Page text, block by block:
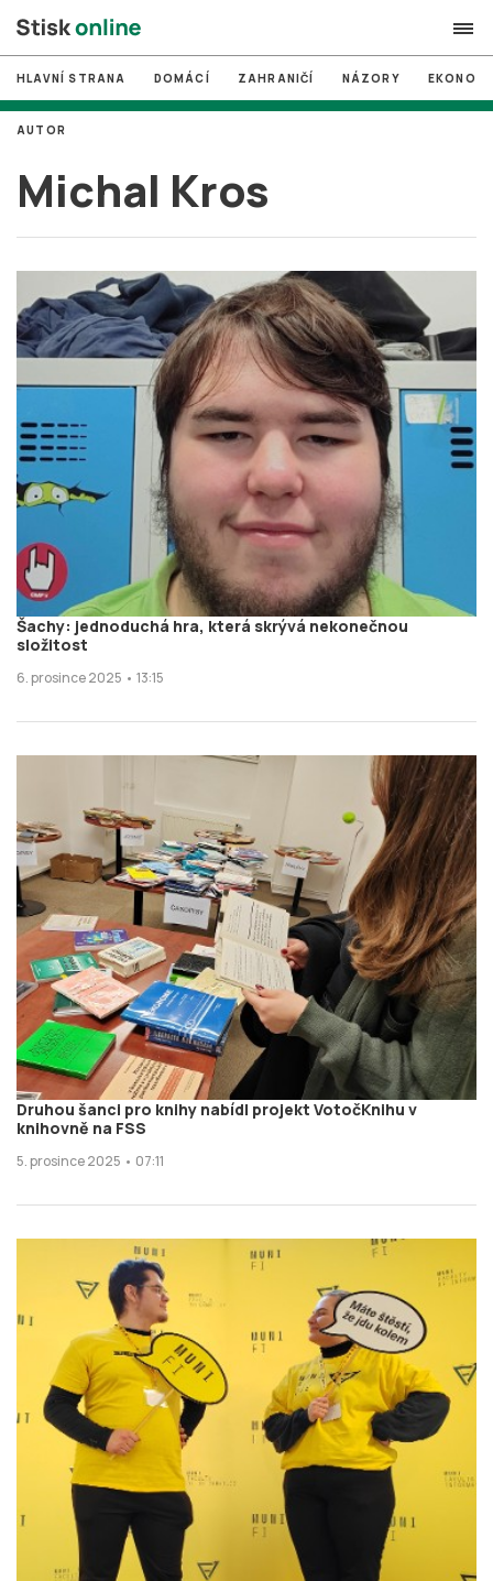
search
# MUNI
# Brno
# volby
login PŘIHLÁSIT SE
Zapomněli jste heslo?
Založit nový účet
HLAVNÍ STRANA DOMÁCÍ ZAHRANIČÍ NÁZORY
Michal Kros
AUTOR
Šachy: jednoduchá hra, která skrývá nekonečnou
složitost
6. prosince 2025 • 13:15
Druhou šanci pro knihy nabídl projekt VotočKnihu v
knihovně na FSS
5. prosince 2025 • 07:11